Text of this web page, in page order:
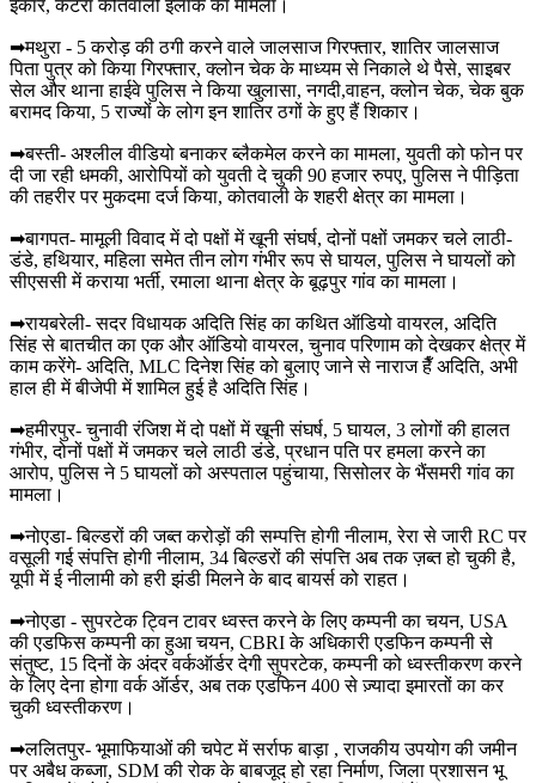
इंकार, कटरा कोतवाली इलाके का मामला।
➡मथुरा - 5 करोड़ की ठगी करने वाले जालसाज गिरफ्तार, शातिर जालसाज
पिता पुत्र को किया गिरफ्तार, क्लोन चेक के माध्यम से निकाले थे पैसे, साइबर
सेल और थाना हाईवे पुलिस ने किया खुलासा, नगदी,वाहन, क्लोन चेक, चेक बुक
बरामद किया, 5 राज्यों के लोग इन शातिर ठगों के हुए हैं शिकार।
➡बस्ती- अश्लील वीडियो बनाकर ब्लैकमेल करने का मामला, युवती को फोन पर
दी जा रही धमकी, आरोपियों को युवती दे चुकी 90 हजार रुपए, पुलिस ने पीड़िता
की तहरीर पर मुकदमा दर्ज किया, कोतवाली के शहरी क्षेत्र का मामला।
➡बागपत- मामूली विवाद में दो पक्षों में खूनी संघर्ष, दोनों पक्षों जमकर चले लाठी-
डंडे, हथियार, महिला समेत तीन लोग गंभीर रूप से घायल, पुलिस ने घायलों को
सीएससी में कराया भर्ती, रमाला थाना क्षेत्र के बूढ़पुर गांव का मामला।
➡रायबरेली- सदर विधायक अदिति सिंह का कथित ऑडियो वायरल, अदिति
सिंह से बातचीत का एक और ऑडियो वायरल, चुनाव परिणाम को देखकर क्षेत्र में
काम करेंगे- अदिति, MLC दिनेश सिंह को बुलाए जाने से नाराज हैँ अदिति, अभी
हाल ही में बीजेपी में शामिल हुई है अदिति सिंह।
➡हमीरपुर- चुनावी रंजिश में दो पक्षों में खूनी संघर्ष, 5 घायल, 3 लोगों की हालत
गंभीर, दोनों पक्षों में जमकर चले लाठी डंडे, प्रधान पति पर हमला करने का
आरोप, पुलिस ने 5 घायलों को अस्पताल पहुंचाया, सिसोलर के भैंसमरी गांव का
मामला।
➡नोएडा- बिल्डरों की जब्त करोड़ों की सम्पत्ति होगी नीलाम, रेरा से जारी RC पर
वसूली गई संपत्ति होगी नीलाम, 34 बिल्डरों की संपत्ति अब तक ज़ब्त हो चुकी है,
यूपी में ई नीलामी को हरी झंडी मिलने के बाद बायर्स को राहत।
➡नोएडा - सुपरटेक ट्विन टावर ध्वस्त करने के लिए कम्पनी का चयन, USA
की एडफिस कम्पनी का हुआ चयन, CBRI के अधिकारी एडफिन कम्पनी से
संतुष्ट, 15 दिनों के अंदर वर्कऑर्डर देगी सुपरटेक, कम्पनी को ध्वस्तीकरण करने
के लिए देना होगा वर्क ऑर्डर, अब तक एडफिन 400 से ज़्यादा इमारतों का कर
चुकी ध्वस्तीकरण।
➡ललितपुर- भूमाफियाओं की चपेट में सर्राफ बाड़ा , राजकीय उपयोग की जमीन
पर अबैध कब्जा, SDM की रोक के बाबजूद हो रहा निर्माण, जिला प्रशासन भू